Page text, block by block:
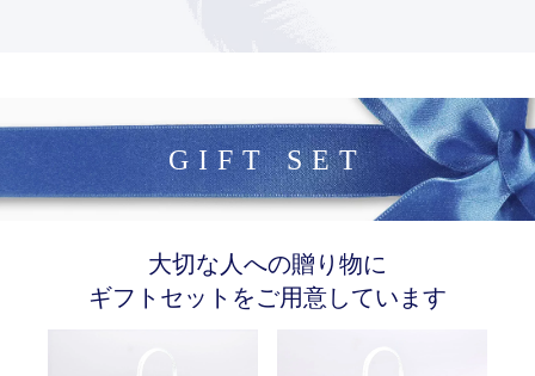
GIFT SET
大切な人への贈り物に
ギフトセットをご用意しています